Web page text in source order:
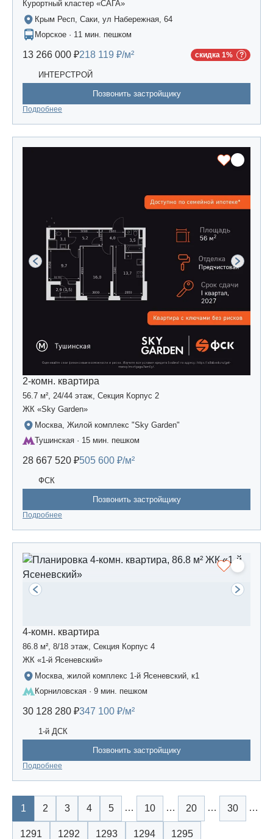
Курортный кластер «САГА»
Крым Респ, Саки, ул Набережная, 64
Морское · 11 мин. пешком
13 266 000 ₽218 119 ₽/м² скидка 1%
ИНТЕРСТРОЙ
Позвонить застройщику
Подробнее
2-комн. квартира
56.7 м², 24/44 этаж, Секция Корпус 2
ЖК «Sky Garden»
Москва, Жилой комплекс "Sky Garden"
Тушинская · 15 мин. пешком
28 667 520 ₽505 600 ₽/м²
ФСК
Позвонить застройщику
Подробнее
4-комн. квартира
86.8 м², 8/18 этаж, Секция Корпус 4
ЖК «1-й Ясеневский»
Москва, жилой комплекс 1-й Ясеневский, к1
Корниловская · 9 мин. пешком
30 128 280 ₽347 100 ₽/м²
1-й ДСК
Позвонить застройщику
Подробнее
1 2 3 4 5 … 10 … 20 … 30 …
1291 1292 1293 1294 1295